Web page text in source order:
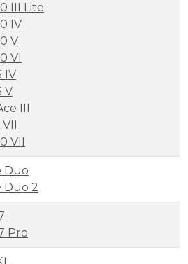
III Lite
IV
V
VI
IV
V
III
VII
VII
Duo
Duo 2
Pro